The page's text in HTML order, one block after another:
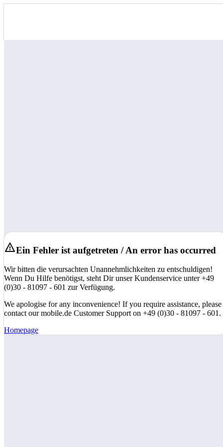
Ein Fehler ist aufgetreten / An error has occurred
Wir bitten die verursachten Unannehmlichkeiten zu entschuldigen!
Wenn Du Hilfe benötigst, steht Dir unser Kundenservice unter +49
(0)30 - 81097 - 601 zur Verfügung.
We apologise for any inconvenience! If you require assistance, please
contact our mobile.de Customer Support on +49 (0)30 - 81097 - 601.
Homepage